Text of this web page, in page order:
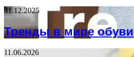
31.12.2025
Тренды в мире обуви
11.06.2026